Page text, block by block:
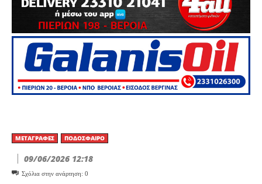
ΜΕΤΑΓΡΑΦΈΣ ΠΟΔΌΣΦΑΙΡΟ
09/06/2026 12:18
Σχόλια στην ανάρτηση: 0